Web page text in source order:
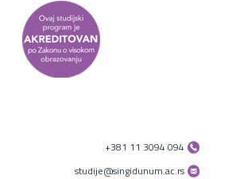
+381 11 3094 094
studije@singidunum.ac.rs